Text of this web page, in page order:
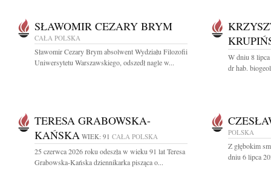
SŁAWOMIR CEZARY BRYM
CAŁA POLSKA
Sławomir Cezary Brym absolwent Wydziału Filozofii
Uniwersytetu Warszawskiego, odszedł nagle w...
W dniu 8
dr hab.
TERESA GRABOWSKA-
KAŃSKA WIEK: 91 CAŁA POLSKA
25 czerwca 2026 roku odeszła w wieku 91 lat Teresa
Grabowska-Kańska dziennikarka pisząca o...
POLSKA
Z głębokim
dniu 6 lipca